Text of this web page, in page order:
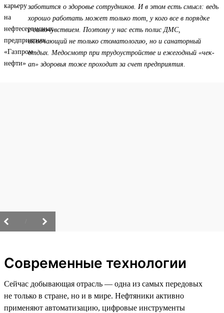
заботится о здоровье сотрудников. И в этом есть смысл: ведь
хорошо работать может только тот, у кого все в порядке
с самочувствием. Поэтому у нас есть полис ДМС,
включающий не только стоматологию, но и санаторный
отдых. Медосмотр при трудоустройстве и ежегодный «чек-
ап» здоровья тоже проходит за счет предприятия.
Современные технологии
Сейчас добывающая отрасль — одна из самых передовых
не только в стране, но и в мире. Нефтяники активно
применяют автоматизацию, цифровые инструменты